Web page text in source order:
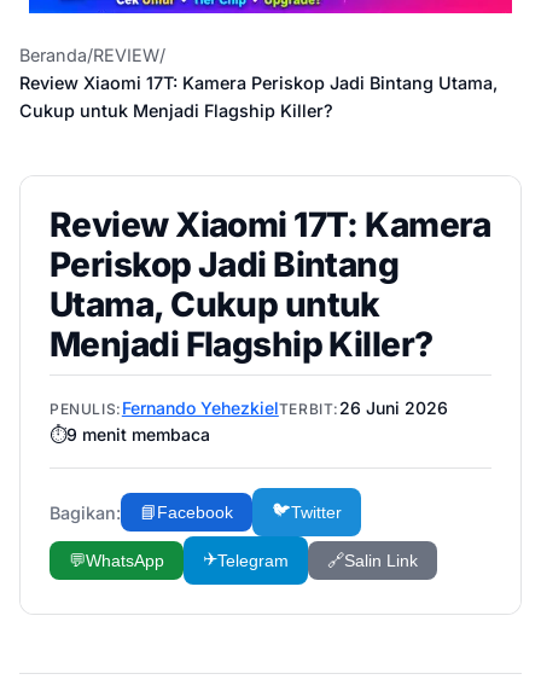
Beranda/REVIEW/
Review Xiaomi 17T: Kamera Periskop Jadi Bintang Utama,
Cukup untuk Menjadi Flagship Killer?
Review Xiaomi 17T: Kamera
Periskop Jadi Bintang
Utama, Cukup untuk
Menjadi Flagship Killer?
PENULIS: Fernando YehezkielTERBIT: 26 Juni 2026
⏱️9 menit membaca
Bagikan: 📘Facebook 🐦Twitter
💬WhatsApp ✈️Telegram 🔗Salin Link